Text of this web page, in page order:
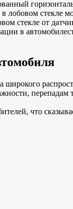
лобовом стекле
стекле от
в
что